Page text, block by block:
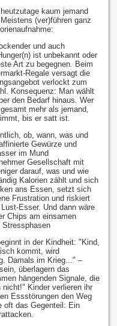
kaum jemand
(ver)führen ganz
und auch
ist unbekannt oder
Art zu begegnen. Beim
Regale versagt die
verlockt zum
Konsequenz: Man wählt
den Bedarf hinaus. Wer
mehr als jemand,
bis er satt ist.
ob, wann, was und
Gewürze und
im Mund
Gesellschaft mit
darauf, was und wie
Kalorien zählt und sich
ans Essen, setzt sich
Frustration und riskiert
Esser. Und dann wäre
Chips am einsamen
Stressphasen
in der Kindheit: "Kind,
kommt, wird
Damals im Krieg..." –
überlagern das
hängenden Signale, die
Kinder verlieren ihr
Essstörungen den Weg
oft das Gegenteil: Ein